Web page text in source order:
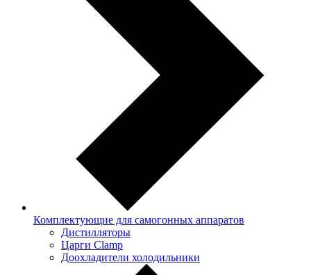
Комплектующие для самогонных аппаратов
Дистилляторы
Царги Clamp
Доохладители холодильники